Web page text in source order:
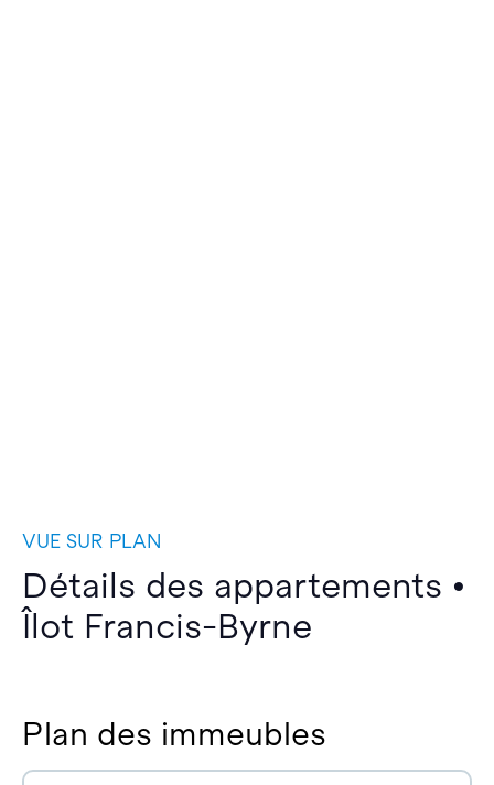
VUE SUR PLAN
Détails des appartements •
Îlot Francis-Byrne
Plan des immeubles